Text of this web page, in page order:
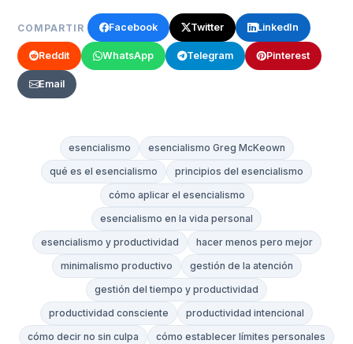
COMPARTIR Facebook Twitter LinkedIn
Reddit WhatsApp Telegram Pinterest
Email
esencialismo
esencialismo Greg McKeown
qué es el esencialismo
principios del esencialismo
cómo aplicar el esencialismo
esencialismo en la vida personal
esencialismo y productividad
hacer menos pero mejor
minimalismo productivo
gestión de la atención
gestión del tiempo y productividad
productividad consciente
productividad intencional
cómo decir no sin culpa
cómo establecer límites personales